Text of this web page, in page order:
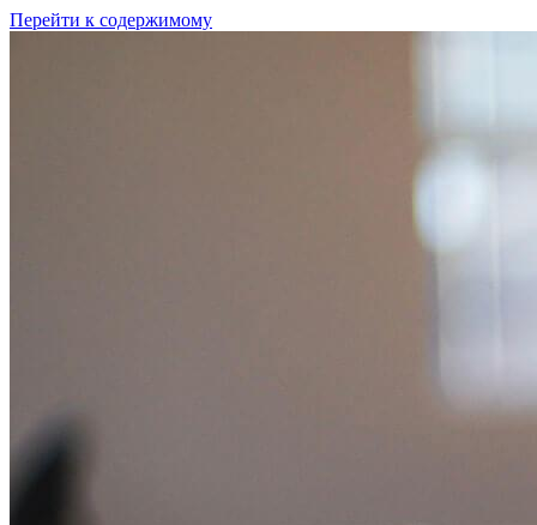
Перейти к содержимому